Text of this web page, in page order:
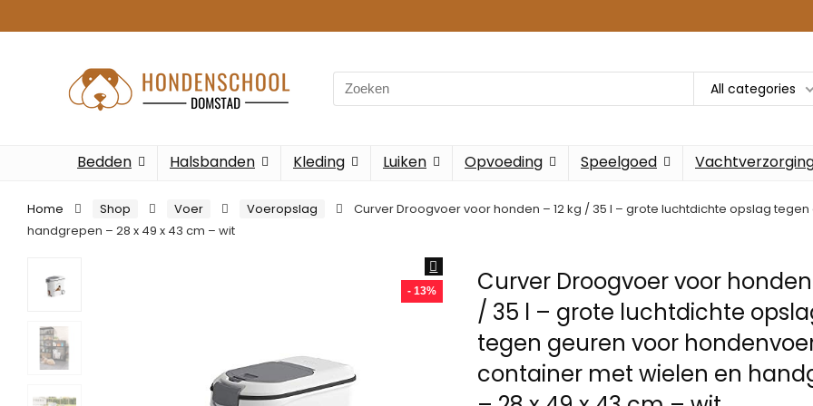
Search
for:
All categories
Bedden Halsbanden Kleding Luiken Opvoeding Speelgoed
Home Shop Voer Voeropslag
Curver Droogvoer voor honden – 12 kg / 35 l – grote luchtdichte opslag
handgrepen – 28 x 49 x 43 cm – wit
- 13%
Curver Droogvoer voor honden
/ 35 l – grote luchtdichte
tegen geuren voor
container met wielen en